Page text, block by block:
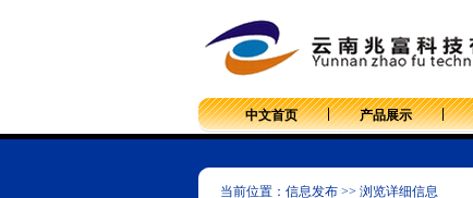
中文首页 产品展示
当前位置：信息发布 >> 浏览详细信息